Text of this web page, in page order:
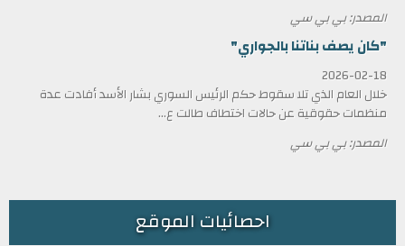
المصدر: بي بي سي
"كان يصف بناتنا بالجواري"
2026-02-18
خلال العام الذي تلا سقوط حكم الرئيس السوري بشار الأسد أفادت عدة
منظمات حقوقية عن حالات اختطاف طالت ع...
المصدر: بي بي سي
احصائيات الموقع